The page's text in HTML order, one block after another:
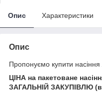
Опис Характеристики
Опис
Пропонуємо купити насіння
ЦІНА на пакетоване
ЗАГАЛЬНІЙ ЗАКУПІВЛЮ (в